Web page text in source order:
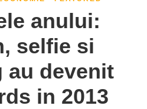
anului:
selfie si
au devenit
in 2013